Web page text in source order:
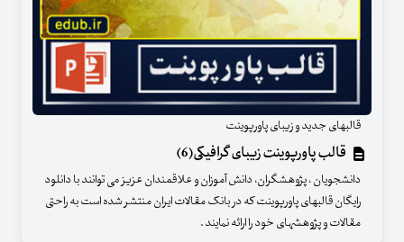
قالبهای جدید و زیبای پاورپوینت
قالب پاورپوینت زیبای گرافیکی(6)
دانشجویان ، پژوهشگران، دانش آموزان و علاقمندان عزیز می توانند با دانلود
رایگان قالبهای پاورپوینت که در بانک مقالات ایران منتشر شده است به راحتی
مقالات و پژوهشهای خود را ارائه نمایند .